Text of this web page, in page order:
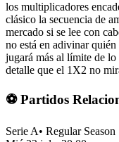
los multiplicadores
clásico la secuencia de
mercado si se lee con
no está en adivinar
jugará más al límite de
detalle que el 1X2 no
⚽ Partidos
Serie A• Regular Season